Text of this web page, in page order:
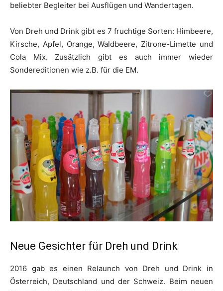
beliebter Begleiter bei Ausflügen und Wandertagen.
Von Dreh und Drink gibt es 7 fruchtige Sorten: Himbeere,
Kirsche, Apfel, Orange, Waldbeere, Zitrone-Limette und
Cola Mix. Zusätzlich gibt es auch immer wieder
Sondereditionen wie z.B. für die EM.
Neue Gesichter für Dreh und Drink
2016 gab es einen Relaunch von Dreh und Drink in
Österreich, Deutschland und der Schweiz. Beim neuen